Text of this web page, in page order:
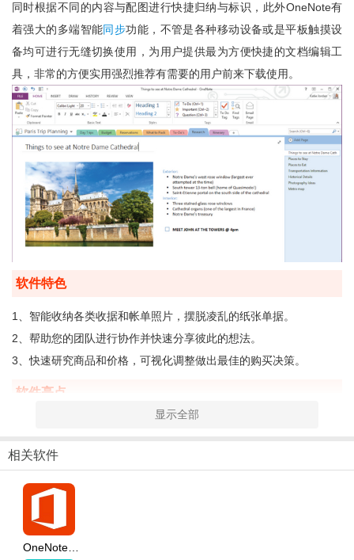
同时根据不同的内容与配图进行快捷归纳与标识，此外OneNote有
着强大的多端智能同步功能，不管是各种移动设备或是平板触摸设
备均可进行无缝切换使用，为用户提供最为方便快捷的文档编辑工
具，非常的方便实用强烈推荐有需要的用户前来下载使用。
软件特色
1、智能收纳各类收据和帐单照片，摆脱凌乱的纸张单据。
2、帮助您的团队进行协作并快速分享彼此的想法。
3、快速研究商品和价格，可视化调整做出最佳的购买决策。
软件亮点
2、拍摄白板的图片，再也不会错过任何演讲主题。
3、随时随地跟踪您的购物清单，并划掉已采购的物品。
软件点评
OneNote是由微软官方打造的一款智能文档编辑工具，拥有强大的
在线多人协助功能，能够帮助用户快速的进行编辑记录避免错过各
显示全部
相关软件